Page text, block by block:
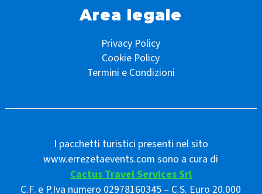
Area legale
Privacy Policy
Cookie Policy
Termini e Condizioni
I pacchetti turistici presenti nel sito
www.errezetaevents.com sono a cura di
Cactus Travel Services Srl
C.F. e P.Iva numero 02978160345 – C.S. Euro 20.000